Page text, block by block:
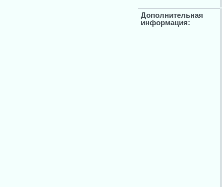
Дополнительная
информация: